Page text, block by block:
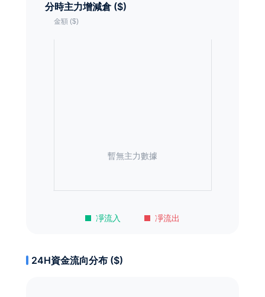
分時主力增減倉 ($)
凈流入 凈流出
暫無主力數據
24H資金流向分布 ($)